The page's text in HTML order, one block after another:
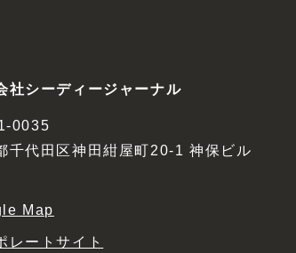
社シーディージャーナル
0035
千代田区神田紺屋町20-1 神保ビル
Map
レートサイト